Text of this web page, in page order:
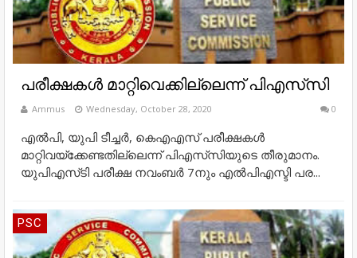
പരീക്ഷകൾ മാറ്റിവെക്കില്ലെന്ന് പിഎസ്‍സി
Ammus Wednesday, October 28, 2020 0
എൽപി, യുപി ടീച്ചർ, കെഎഎസ് പരീക്ഷകൾ
മാറ്റിവയ്ക്കേണ്ടതില്ലെന്ന് പിഎസ്‌സിയുടെ തീരുമാനം.
യുപിഎസ്‌ടി പരീക്ഷ നവംബര്‍ 7നും എൽപിഎസ്ടി പര...
PSC